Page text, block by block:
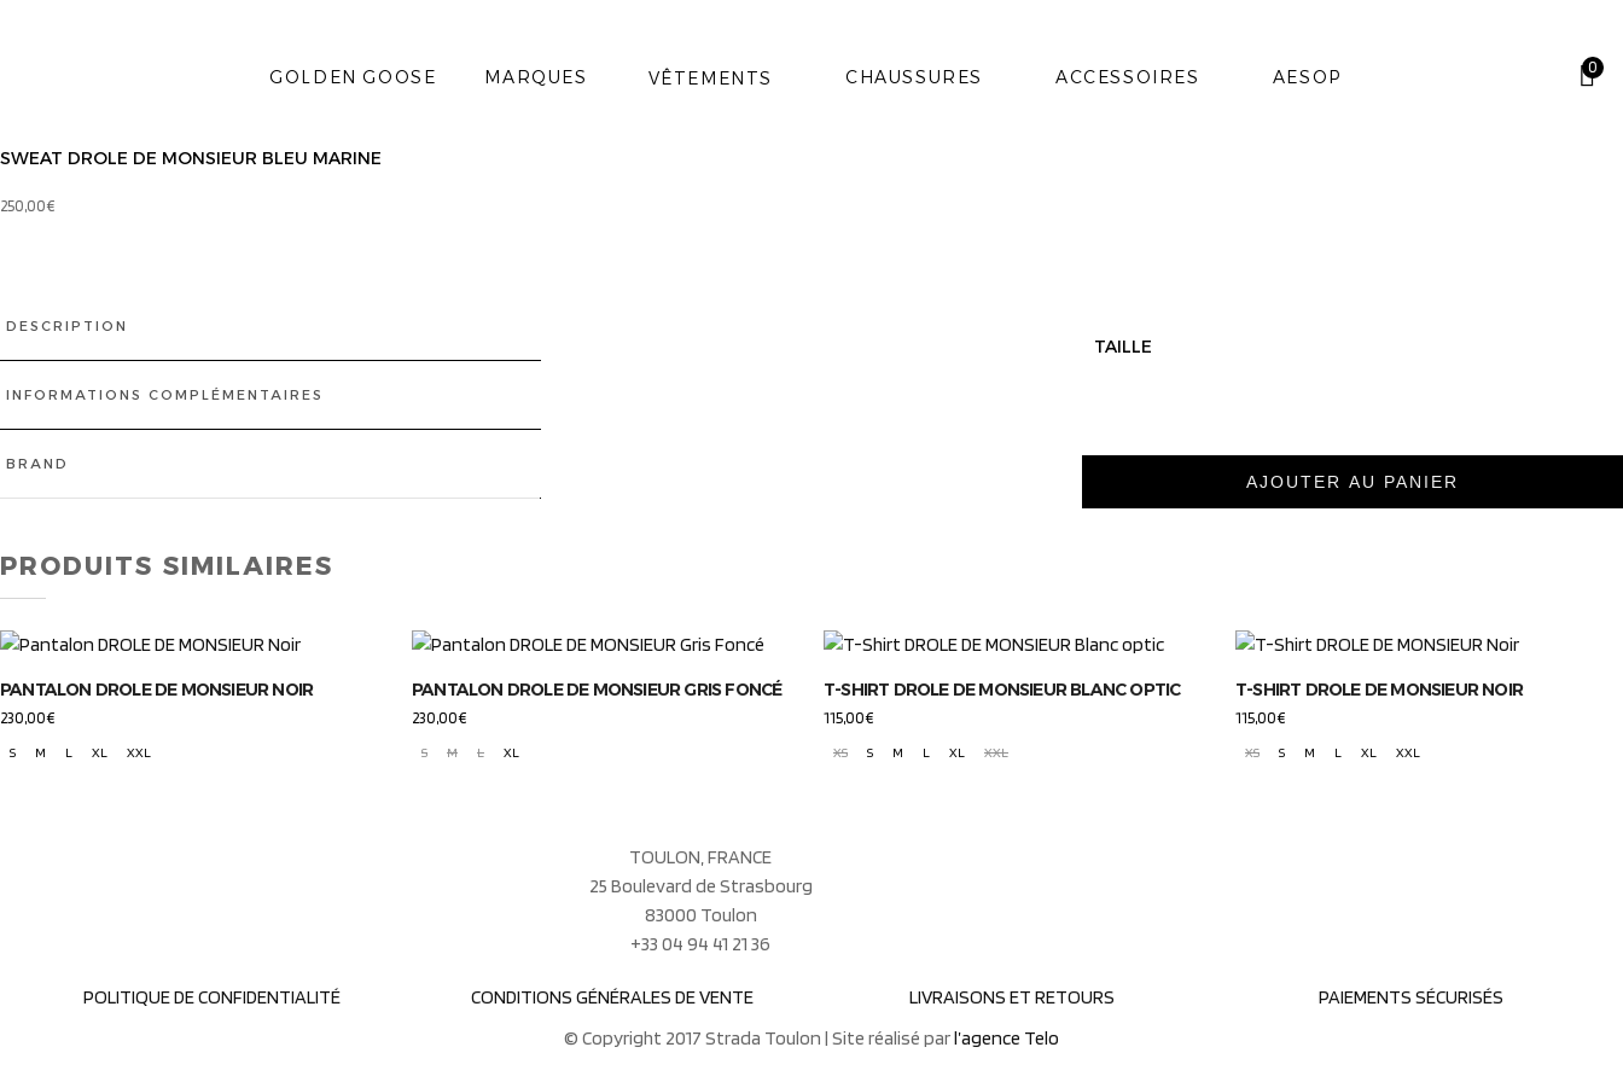
GOLDEN GOOSE MARQUES VÊTEMENTS CHAUSSURES ACCESSOIRES AESOP 0
SWEAT DROLE DE MONSIEUR BLEU MARINE
250,00€
DESCRIPTION
INFORMATIONS COMPLÉMENTAIRES
BRAND
TAILLE
AJOUTER AU PANIER
PRODUITS SIMILAIRES
PANTALON DROLE DE MONSIEUR NOIR
230,00€
S
M L XL XXL
PANTALON DROLE DE MONSIEUR GRIS FONCÉ
230,00€
S
M L XL
T-SHIRT DROLE DE MONSIEUR BLANC OPTIC
115,00€
XS
S M L XL XXL
T-SHIRT DROLE DE MONSIEUR NOIR
115,00€
XS
S M L XL XXL
TOULON, FRANCE
25 Boulevard de Strasbourg
83000 Toulon
+33 04 94 41 21 36
POLITIQUE DE CONFIDENTIALITÉ CONDITIONS GÉNÉRALES DE VENTE LIVRAISONS ET RETOURS
PAIEMENTS SÉCURISÉS
© Copyright 2017 Strada Toulon | Site réalisé parl’agence Telo